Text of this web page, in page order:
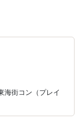
街コン（プレイ